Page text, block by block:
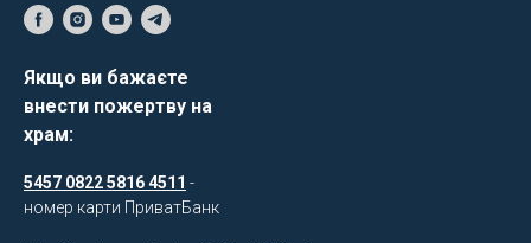
Якщо ви бажаєте
внести пожертву на
храм:
5457 0822 5816 4511 -
номер карти ПриватБанк